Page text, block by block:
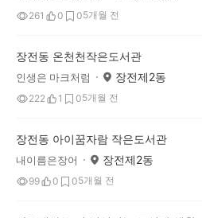
261 0 05개월 전
장전동 온천천작은도서관
인생은 마크처럼 장전제2동
222 1 05개월 전
장전동 아이꿈자람 작은도서관
내이름은장어 장전제2동
99 0 05개월 전